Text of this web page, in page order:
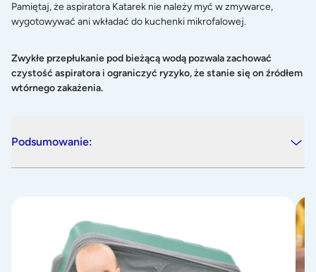
Pamiętaj, że aspiratora Katarek nie należy myć w zmywarce,
wygotowywać ani wkładać do kuchenki mikrofalowej.
Zwykłe przepłukanie pod bieżącą wodą pozwala zachować
czystość aspiratora i ograniczyć ryzyko, że stanie się on źródłem
wtórnego zakażenia.
Podsumowanie: